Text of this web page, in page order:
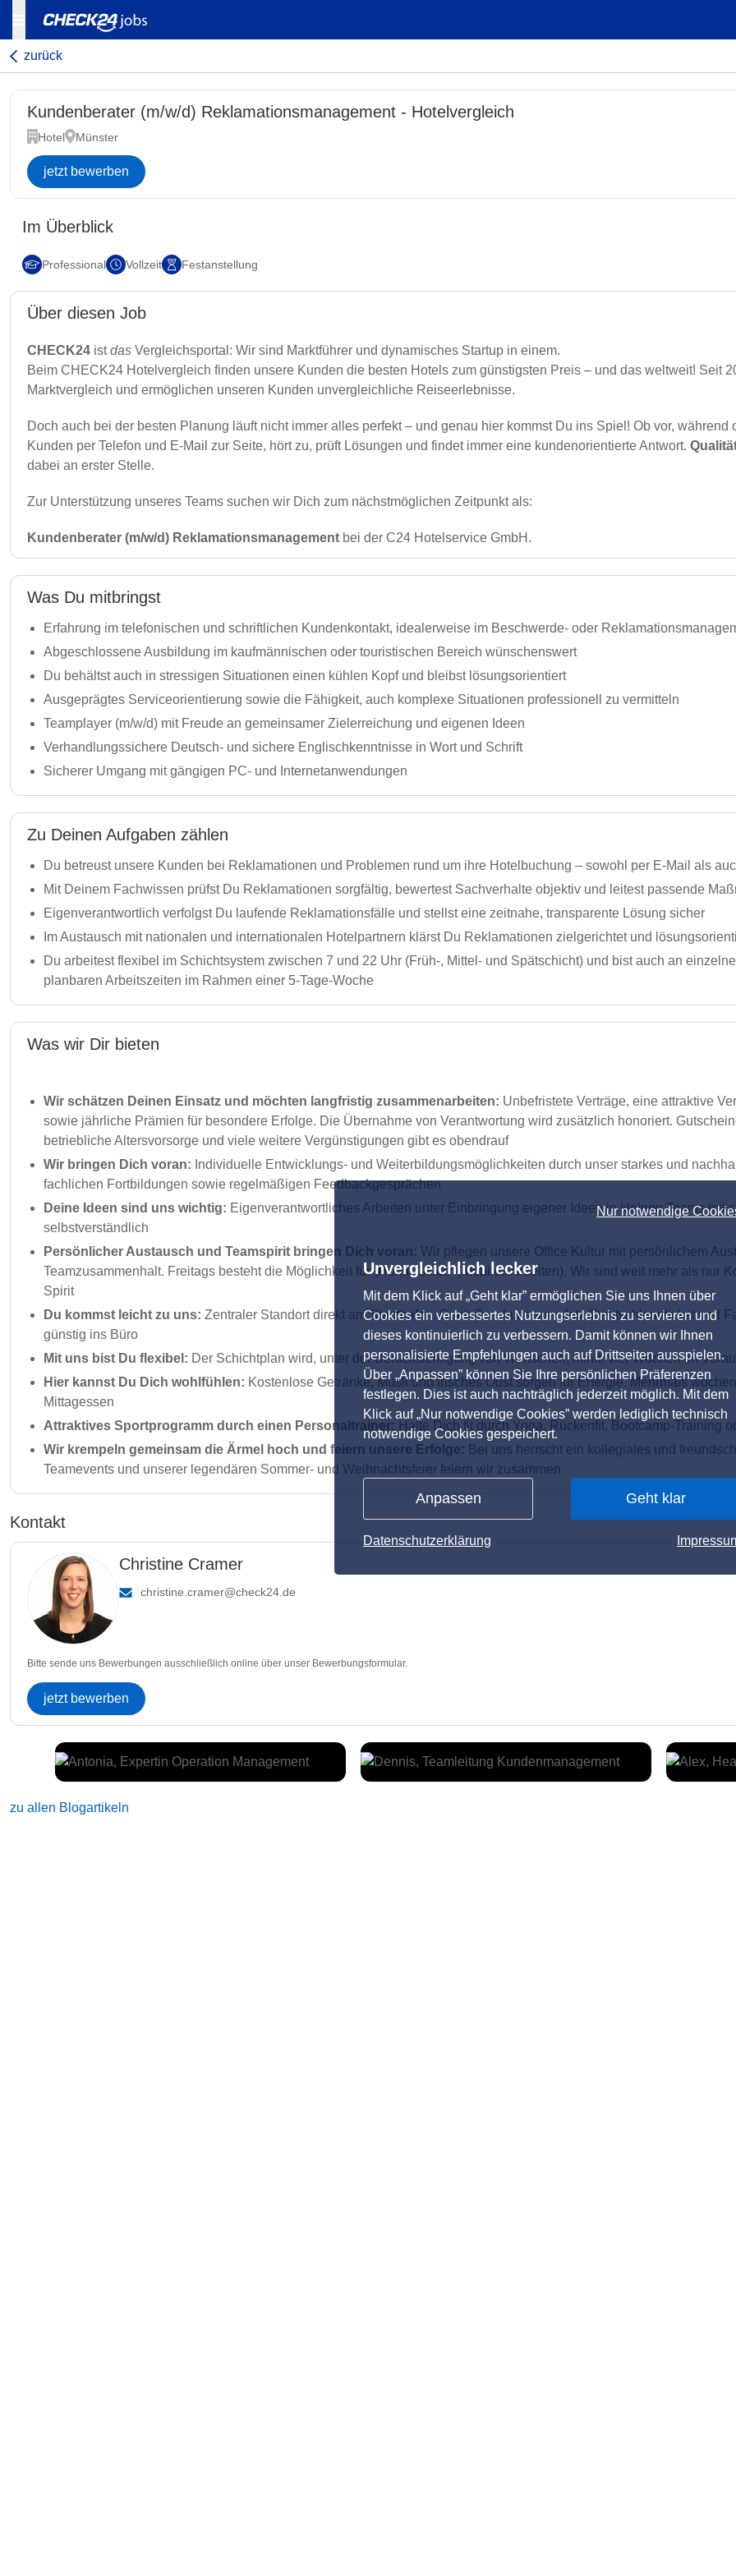
Nur notwendige
Unvergleichlich lecker
Mit dem Klick auf „Geht klar” ermöglichen Sie uns Ihnen über
Cookies ein verbessertes Nutzungserlebnis zu servieren und
dieses kontinuierlich zu verbessern. Damit können wir Ihnen
personalisierte Empfehlungen auch auf Drittseiten ausspielen.
Über „Anpassen” können Sie Ihre persönlichen Präferenzen
festlegen. Dies ist auch nachträglich jederzeit möglich. Mit dem
Klick auf „Nur notwendige Cookies” werden lediglich technisch
notwendige Cookies gespeichert.
Anpassen Geht klar
Datenschutzerklärung
zurück
Kundenberater (m/w/d) Reklamationsmanagement - Hotelvergleich
Hotel Münster
jetzt bewerben
Im Überblick
Professional Vollzeit Festanstellung
Über diesen Job
CHECK24 istdas Vergleichsportal: Wir sind Marktführer und dynamisches Startup in einem.
Beim CHECK24 Hotelvergleich finden unsere Kunden die besten Hotels zum günstigsten Preis – und das weltweit! Seit
Marktvergleich und ermöglichen unseren Kunden unvergleichliche Reiseerlebnisse.
Doch auch bei der besten Planung läuft nicht immer alles perfekt – und genau hier kommst Du ins Spiel! Ob vor,
Kunden per Telefon und E-Mail zur Seite, hört zu, prüft Lösungen und findet immer eine kundenorientierte Antwort.
dabei an erster Stelle.
Zur Unterstützung unseres Teams suchen wir Dich zum nächstmöglichen Zeitpunkt als:
Kundenberater (m/w/d) Reklamationsmanagement bei der C24 Hotelservice GmbH.
Was Du mitbringst
Erfahrung im telefonischen und schriftlichen Kundenkontakt, idealerweise im Beschwerde- oder
Abgeschlossene Ausbildung im kaufmännischen oder touristischen Bereich wünschenswert
Du behältst auch in stressigen Situationen einen kühlen Kopf und bleibst lösungsorientiert
Ausgeprägtes Serviceorientierung sowie die Fähigkeit, auch komplexe Situationen professionell zu vermitteln
Teamplayer (m/w/d) mit Freude an gemeinsamer Zielerreichung und eigenen Ideen
Verhandlungssichere Deutsch- und sichere Englischkenntnisse in Wort und Schrift
Sicherer Umgang mit gängigen PC- und Internetanwendungen
Zu Deinen Aufgaben zählen
Du betreust unsere Kunden bei Reklamationen und Problemen rund um ihre Hotelbuchung – sowohl per E-Mail als
Mit Deinem Fachwissen prüfst Du Reklamationen sorgfältig, bewertest Sachverhalte objektiv und leitest passende
Eigenverantwortlich verfolgst Du laufende Reklamationsfälle und stellst eine zeitnahe, transparente Lösung sicher
Im Austausch mit nationalen und internationalen Hotelpartnern klärst Du Reklamationen zielgerichtet und
Du arbeitest flexibel im Schichtsystem zwischen 7 und 22 Uhr (Früh-, Mittel- und Spätschicht) und bist auch an
planbaren Arbeitszeiten im Rahmen einer 5-Tage-Woche
Was wir Dir bieten
Wir schätzen Deinen Einsatz und möchten langfristig zusammenarbeiten: Unbefristete Verträge, eine attraktive
sowie jährliche Prämien für besondere Erfolge. Die Übernahme von Verantwortung wird zusätzlich honoriert.
betriebliche Altersvorsorge und viele weitere Vergünstigungen gibt es obendrauf
Wir bringen Dich voran: Individuelle Entwicklungs- und Weiterbildungsmöglichkeiten durch unser starkes und
fachlichen Fortbildungen sowie regelmäßigen Feedbackgesprächen
Deine Ideen sind uns wichtig: Eigenverantwortliches Arbeiten unter Einbringung eigener Ideen in kleinen Teams mit
selbstverständlich
Persönlicher Austausch und Teamspirit bringen Dich voran: Wir pflegen unsere Office Kultur mit persönlichem
Teamzusammenhalt. Freitags besteht die Möglichkeit für „Home Office“ (mobiles Arbeiten). Wir sind weit mehr als
Spirit
Du kommst leicht zu uns: Zentraler Standort direkt am Stadthafen. Dank Zuschuss zum Job-/Deutschlandticket und
günstig ins Büro
Mit uns bist Du flexibel: Der Schichtplan wird, unter der Berücksichtigung von Wünschen, mind. vier Wochen im
Hier kannst Du Dich wohlfühlen: Kostenlose Getränke, Müsli und frisches Obst sorgen für Energie. Mehrmals
Mittagessen
Attraktives Sportprogramm durch einen Personaltrainer: Halte Dich fit durch Yoga, Rückenfit, Bootcamp-Training
Wir krempeln gemeinsam die Ärmel hoch und feiern unsere Erfolge: Bei uns herrscht ein kollegiales und
Teamevents und unserer legendären Sommer- und Weihnachtsfeier feiern wir zusammen
Kontakt
Christine Cramer
christine.cramer@check24.de
Bitte sende uns Bewerbungen ausschließlich online über unser Bewerbungsformular.
jetzt bewerben
zu allen Blogartikeln